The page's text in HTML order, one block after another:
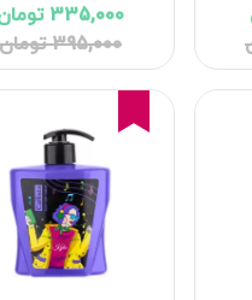
335,000 تومان
395,000 تومان